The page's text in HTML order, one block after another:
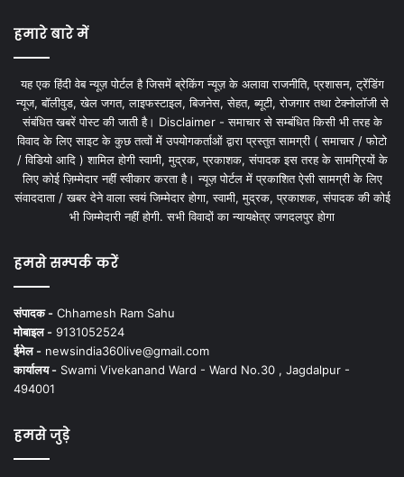
हमारे बारे में
यह एक हिंदी वेब न्यूज़ पोर्टल है जिसमें ब्रेकिंग न्यूज़ के अलावा राजनीति, प्रशासन, ट्रेंडिंग
न्यूज, बॉलीवुड, खेल जगत, लाइफस्टाइल, बिजनेस, सेहत, ब्यूटी, रोजगार तथा टेक्नोलॉजी से
संबंधित खबरें पोस्ट की जाती है। Disclaimer - समाचार से सम्बंधित किसी भी तरह के
विवाद के लिए साइट के कुछ तत्वों में उपयोगकर्ताओं द्वारा प्रस्तुत सामग्री ( समाचार / फोटो
/ विडियो आदि ) शामिल होगी स्वामी, मुद्रक, प्रकाशक, संपादक इस तरह के सामग्रियों के
लिए कोई ज़िम्मेदार नहीं स्वीकार करता है। न्यूज़ पोर्टल में प्रकाशित ऐसी सामग्री के लिए
संवाददाता / खबर देने वाला स्वयं जिम्मेदार होगा, स्वामी, मुद्रक, प्रकाशक, संपादक की कोई
भी जिम्मेदारी नहीं होगी. सभी विवादों का न्यायक्षेत्र जगदलपुर होगा
हमसे सम्पर्क करें
संपादक - Chhamesh Ram Sahu
मोबाइल - 9131052524
ईमेल - newsindia360live@gmail.com
कार्यालय - Swami Vivekanand Ward - Ward No.30 , Jagdalpur -
494001
हमसे जुड़े